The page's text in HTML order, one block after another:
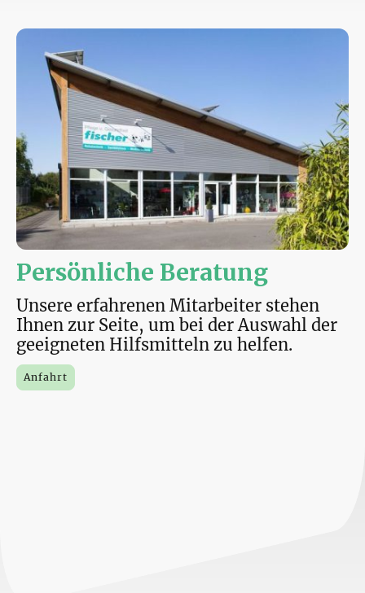
Persönliche Beratung
Unsere erfahrenen Mitarbeiter stehen
Ihnen zur Seite, um bei der Auswahl der
geeigneten Hilfsmitteln zu helfen.
Anfahrt